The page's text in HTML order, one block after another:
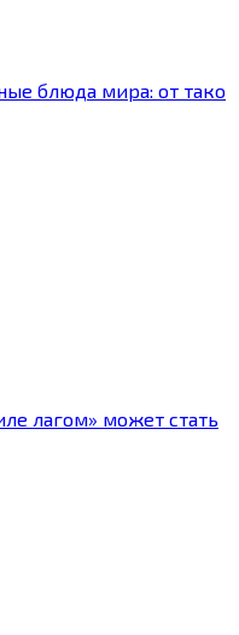
блюда мира: от тако
лагом» может стать